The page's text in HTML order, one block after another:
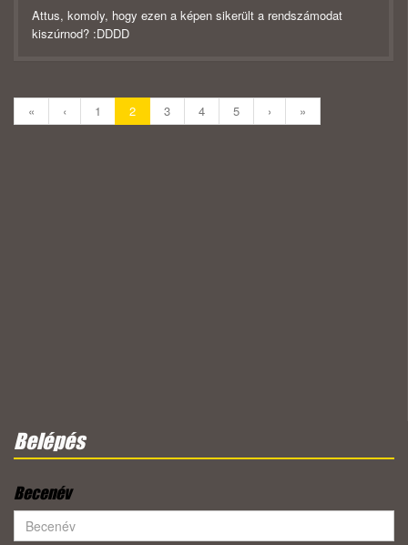
Attus, komoly, hogy ezen a képen sikerült a rendszámodat
kiszúrnod? :DDDD
« ‹ 1 2 3 4 5 › »
Belépés
Becenév